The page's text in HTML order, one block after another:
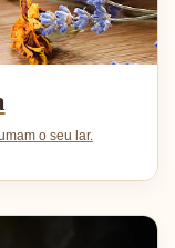
o seu lar.